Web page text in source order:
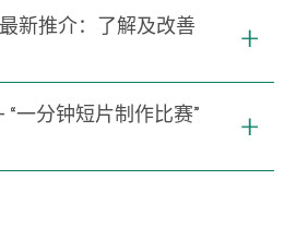
新推介：了解及改善
一分钟短片制作比赛”